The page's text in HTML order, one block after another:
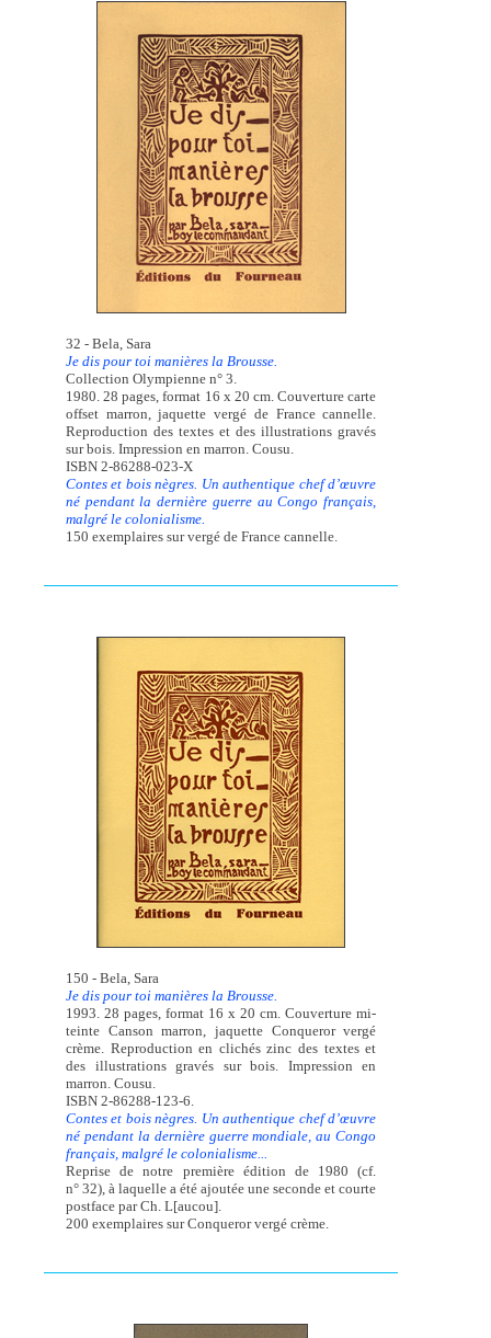
32 - Bela, Sara
Je dis pour toi manières la Brousse.
Collection Olympienne n° 3.
1980. 28 pages, format 16 x 20 cm. Couverture carte
offset marron, jaquette vergé de France cannelle.
Reproduction des textes et des illustrations gravés
sur bois. Impression en marron. Cousu.
ISBN 2-86288-023-X
Contes et bois nègres. Un authentique chef d’œuvre
né pendant la dernière guerre au Congo français,
malgré le colonialisme.
150 exemplaires sur vergé de France cannelle.
150 - Bela, Sara
Je dis pour toi manières la Brousse.
1993. 28 pages, format 16 x 20 cm. Couverture mi-
teinte Canson marron, jaquette Conqueror vergé
crème. Reproduction en clichés zinc des textes et
des illustrations gravés sur bois. Impression en
marron. Cousu.
ISBN 2-86288-123-6.
Contes et bois nègres. Un authentique chef d’œuvre
né pendant la dernière guerre mondiale, au Congo
français, malgré le colonialisme...
Reprise de notre première édition de 1980 (cf.
n° 32), à laquelle a été ajoutée une seconde et courte
postface par Ch. L[aucou].
200 exemplaires sur Conqueror vergé crème.